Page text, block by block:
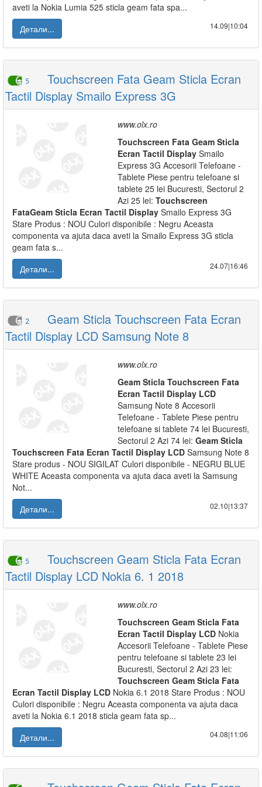
aveti la Nokia Lumia 525 sticla geam fata spa...
Детали...
14.09|10:04
5
Touchscreen Fata Geam Sticla Ecran
Tactil Display Smailo Express 3G
www.olx.ro
Touchscreen Fata Geam Sticla
Ecran Tactil Display Smailo
Express 3G Accesorii Telefoane -
Tablete Piese pentru telefoane si
tablete 25 lei Bucuresti, Sectorul 2
Azi 25 lei: Touchscreen
FataGeam Sticla Ecran Tactil Display Smailo Express 3G
Stare Produs : NOU Culori disponibile : Negru Aceasta
componenta va ajuta daca aveti la Smailo Express 3G sticla
geam fata s...
Детали...
24.07|16:46
2
Geam Sticla Touchscreen Fata Ecran
Tactil Display LCD Samsung Note 8
www.olx.ro
Geam Sticla Touchscreen Fata
Ecran Tactil Display LCD
Samsung Note 8 Accesorii
Telefoane - Tablete Piese pentru
telefoane si tablete 74 lei Bucuresti,
Sectorul 2 Azi 74 lei: Geam Sticla
Touchscreen Fata Ecran Tactil Display LCD Samsung Note 8
Stare produs - NOU SIGILAT Culori disponibile - NEGRU BLUE
WHITE Aceasta componenta va ajuta daca aveti la Samsung
Not...
Детали...
02.10|13:37
5
Touchscreen Geam Sticla Fata Ecran
Tactil Display LCD Nokia 6. 1 2018
www.olx.ro
Touchscreen Geam Sticla Fata
Ecran Tactil Display LCD Nokia
Accesorii Telefoane - Tablete Piese
pentru telefoane si tablete 23 lei
Bucuresti, Sectorul 2 Azi 23 lei:
Touchscreen Geam Sticla Fata
Ecran Tactil Display LCD Nokia 6.1 2018 Stare Produs : NOU
Culori disponibile : Negru Aceasta componenta va ajuta daca
aveti la Nokia 6.1 2018 sticla geam fata sp...
Детали...
04.08|11:06